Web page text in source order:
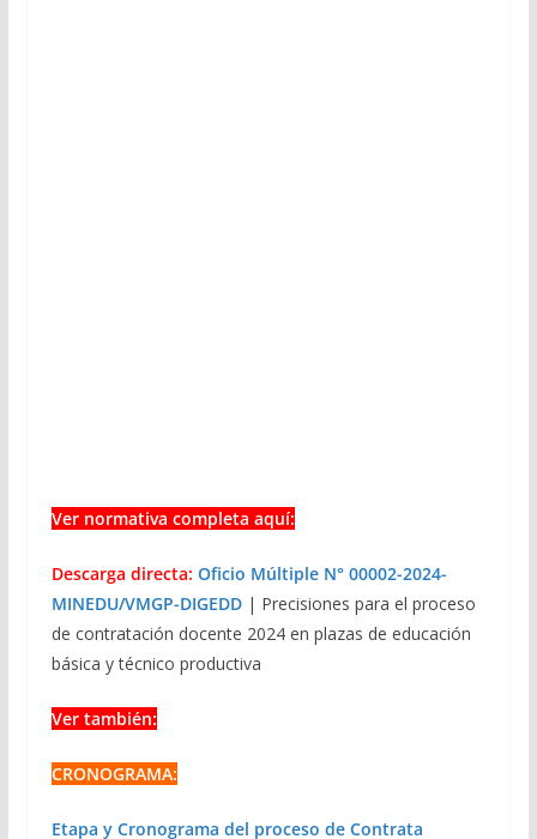
Ver normativa completa aquí:
Descarga directa: Oficio Múltiple N° 00002-2024-
MINEDU/VMGP-DIGEDD | Precisiones para el proceso
de contratación docente 2024 en plazas de educación
básica y técnico productiva
Ver también:
CRONOGRAMA:
Etapa y Cronograma del proceso de Contrata